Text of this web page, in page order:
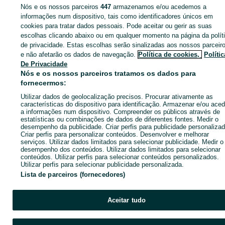
Antiguidades
Outras - Colecções e Antiguidades - Santarém
Outras -
Colecções e Antiguidades - Rio Maior
CATEGORIA
ID:670677621
Enviar mensagem
Nós e os nossos parceiros447 armazenamos e/ou acedemos a
informações num dispositivo, tais como identificadores únicos em
cookies para tratar dados pessoais. Pode aceitar ou gerir as suas
escolhas clicando abaixo ou em qualquer momento na página da
de privacidade. Estas escolhas serão sinalizadas aos nossos
e não afetarão os dados de navegação. Política de cookies,
De Privacidade
Nós e os nossos parceiros tratamos os dados para
fornecermos:
Utilizar dados de geolocalização precisos. Procurar ativamente as
características do dispositivo para identificação. Armazenar e/ou
a informações num dispositivo. Compreender os públicos através de
estatísticas ou combinações de dados de diferentes fontes. Medir o
desempenho da publicidade. Criar perfis para publicidade
Criar perfis para personalizar conteúdos. Desenvolver e melhorar
serviços. Utilizar dados limitados para selecionar publicidade. Medir o
desempenho dos conteúdos. Utilizar dados limitados para selecionar
conteúdos. Utilizar perfis para selecionar conteúdos personalizados.
Utilizar perfis para selecionar publicidade personalizada.
Lista de parceiros (fornecedores)
Aceitar tudo